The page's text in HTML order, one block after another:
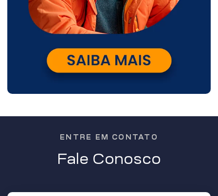
Fale Conosco
ENTRE EM CONTATO